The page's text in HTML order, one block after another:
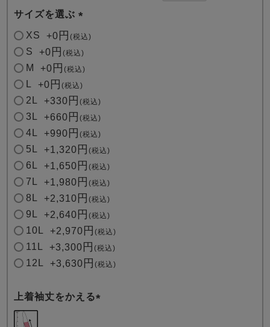
すべてのデザインのパジャマ一覧はこちら
サイズを選ぶ
(
)
XS +0 税込
S +0 税込
M +0 税込
+0 税込
2L +330 税込
3L +660 税込
4L +990 税込
5L +1,320 税込
6L +1,650 税込
7L +1,980 税込
8L +2,310 税込
9L +2,640 税込
10L +2,970 税込
11L +3,300 税込
12L +3,630 税込
上着袖丈をかえる